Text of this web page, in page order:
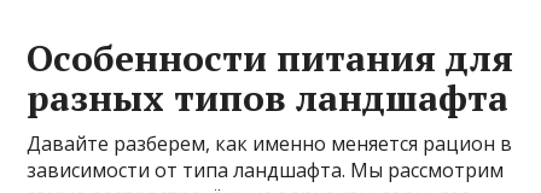
Особенности питания для
разных типов ландшафта
Давайте разберем, как именно меняется рацион в
зависимости от типа ландшафта. Мы рассмотрим